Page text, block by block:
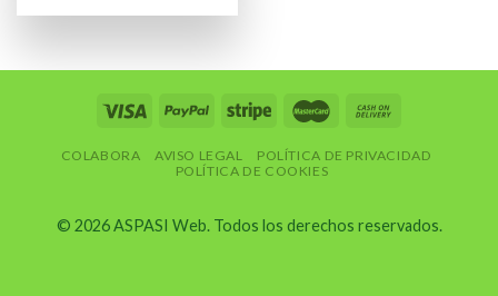
COLABORA AVISO LEGAL
POLÍTICA DE PRIVACIDAD
POLÍTICA DE COOKIES
© 2026 ASPASI Web. Todos los derechos reservados.